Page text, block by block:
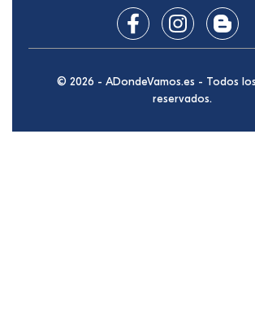
© 2026 - ADondeVamos.es - Todos
reservados.